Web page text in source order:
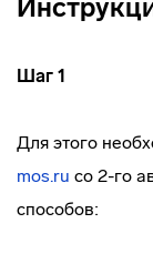
Шаг 1
Для этого
mos.ru со 2-го
способов: